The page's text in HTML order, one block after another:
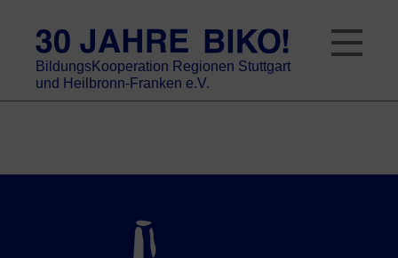
content
BildungsKooperation Regionen Stuttgart
und Heilbronn-Franken e.V.